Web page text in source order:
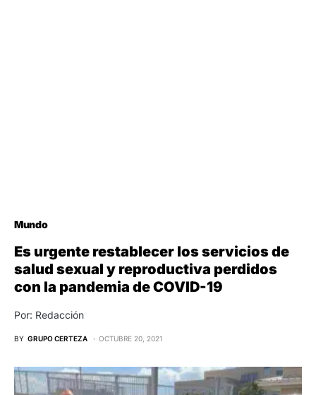
Mundo
Es urgente restablecer los servicios de
salud sexual y reproductiva perdidos
con la pandemia de COVID-19
Por: Redacción
BY GRUPO CERTEZA OCTUBRE 20, 2021